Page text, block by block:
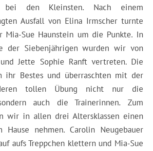
bei den Kleinsten. Nach einem
Ausfall von Elina Irmscher turnte
Mia-Sue Haunstein um die Punkte. In
der Siebenjährigen wurden wir von
Jette Sophie Ranft vertreten. Die
ihr Bestes und überraschten mit der
tollen Übung nicht nur die
auch die Trainerinnen. Zum
wir in allen drei Altersklassen einen
Hause nehmen. Carolin Neugebauer
aufs Treppchen klettern und Mia-Sue